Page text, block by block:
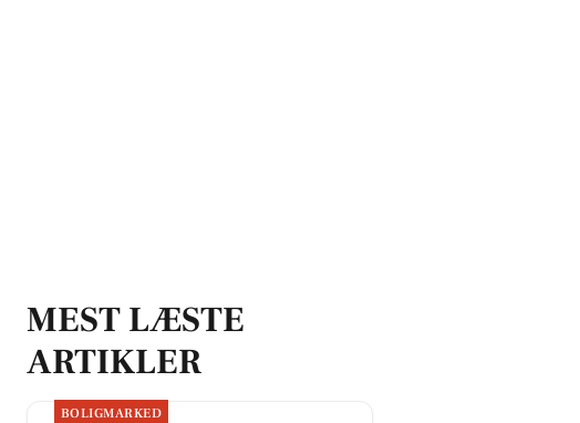
MEST LÆSTE
ARTIKLER
BOLIGMARKED